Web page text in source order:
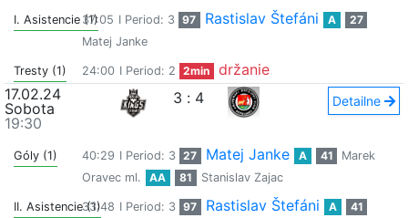
I. Asistencie (1)37:05 I Period: 3 97 Rastislav Štefáni A
27
Matej Janke
Tresty (1) 24:00 I Period: 2 2min
držanie
17.02.24
Sobota
19:30
3 : 4 Detailne
Góly (1) 40:29 I Period: 3 27 Matej Janke A 41
Marek
Oravec ml.
AA 81 Stanislav Zajac
II. Asistencie (1)
33:48 I Period: 3 97 Rastislav Štefáni A
41